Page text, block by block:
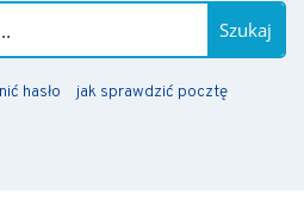
Szukaj
hasło
jak sprawdzić pocztę